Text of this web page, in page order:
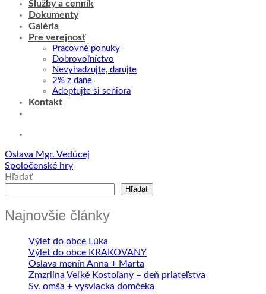
Služby a cenník
Dokumenty
Galéria
Pre verejnosť
Pracovné ponuky
Dobrovoľníctvo
Nevyhadzujte, darujte
2% z dane
Adoptujte si seniora
Kontakt
Oslava Mgr. Vedúcej
Spoločenské hry
Hľadať
Hľadať
Najnovšie články
Výlet do obce Lúka
Výlet do obce KRAKOVANY
Oslava menín Anna + Marta
Zmzrlina Veľké Kostoľany – deň priateľstva
Sv. omša + vysviacka domčeka